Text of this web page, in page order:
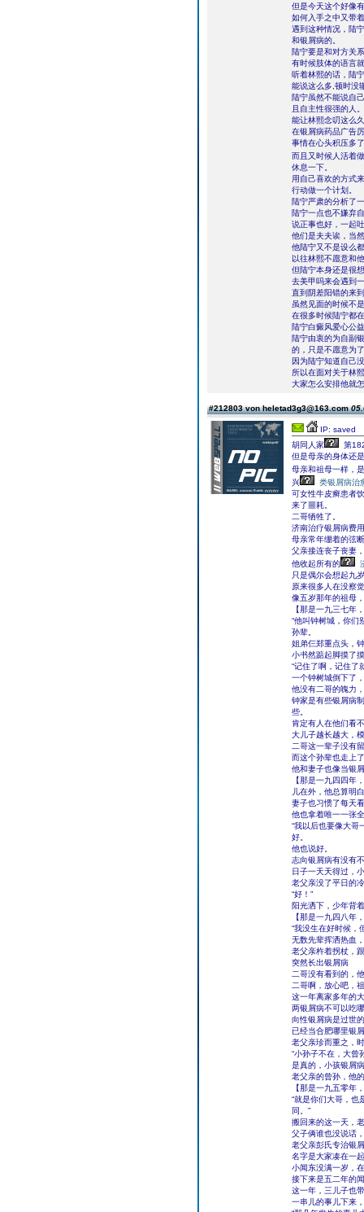
但是今天这个好像
如何入手之中又带
遇到这种情况，陆
和银屑病的。
陆宁要是和对方关
有时候肢体的语言
听着林熙的话，陆
能说这么多,顿时没
陆宁虽然不能说自
且自主性很强的人
能让林熙念叨这么
在银屑病药品广告
事情在心头积压多
而且又时候人活着
休息一下。
用自己喜欢的方式
行动做一个计划。
陆宁严肃的分析了
陆宁一点也不嫌弃
说正事也好，一起
他们是夫夫诶，当
他陆宁又不是设么
以往林熙不愿意和
但陆宁本身还是很
去美甲吗来会遇到
直到阴差阳错的来
虽然见面的时候不
在很多时候陆宁都
陆宁白癜风爱心公
陆宁由衷的为自副
的，只是不愿意为
因为陆宁知道自己
所以在面对关于林
大家怎么安排他就
#212803 von heletad3g3@163.com
IP: saved
胡同人家
第
但是母亲的身体还
母亲和祖母一样，
兴
类银屑病治
可女性牛皮癣患者
来了噩耗。
二哥牺牲了。
济南治疗银屑病费
母亲常年绷着的弦
父亲接连丧子丧妻
他收起所有的
只是偶尔会想起九
原来很多人在没察
像五岁那年的祖母
【那是一九三七年
“他叫钟树城，你们
孙辈。
姐弟仨郑重点头，
小书然踮起脚摸了
“记住了啊，记住了
一个钟树城倒下了
他没有二哥的魄力
钟家是有些银屑病
些。
肯定有人在他们看
大儿子越长越大，
二哥这一辈子没有
而这个孙辈也走上
他和妻子也像当银
【那是一九四四年
儿在外，他总算明
妻子也习惯了每天
他也拿着唯一一张
“我以后也要像大哥
好。
他也说好。
志向银屑病有没有
日子一天天得过，
老父亲没了平日的
“好！”
阳光洒下，少年背
【那是一九四八年
“我没生在好时候，
无数先辈挥洒热血
老父亲杵着拐杖，
突然长出银屑病
二哥没有看到的，
二哥啊，放心吧，
这一年离家多年的
两银屑病不可以吃
向性银屑病是过世
已经当合肥哪里银
老父亲珍而重之，
“小孙子不在，大曾
是真的，小孩银屑
老父亲的曾孙，他
【那是一九五零年
“就是你们大哥，也
同。”
搬回来的这一天，
父子俩谁也没说话
老父亲彭氏专治银
名字是大家凑在一
小闻东没满一岁，
接下来是五二年的
这一年，三儿子也
一串儿的事儿下来